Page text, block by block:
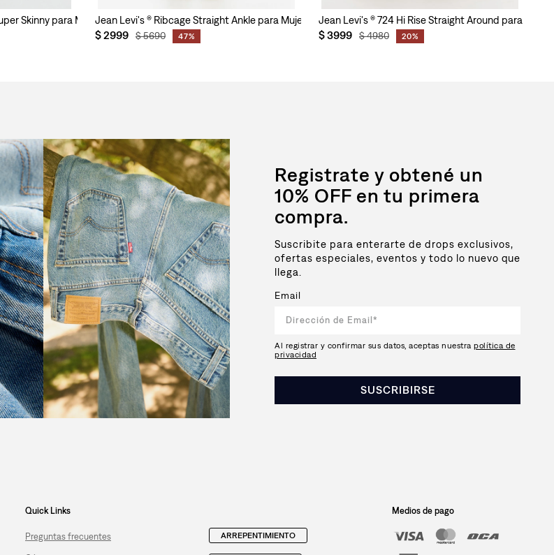
Skinny para MujerJean Levi's ® Ribcage Straight Ankle para Mujer
$2999 $5690 47%
Jean Levi's ® 724 Hi Rise Straight Around para Mujer
$3999 $4980 20%
Registrate y obtené un
10% OFF en tu primera
compra.
Suscribite para enterarte de drops exclusivos,
ofertas especiales, eventos y todo lo nuevo que
llega.
Email
Al registrar y confirmar sus datos, aceptas nuestra política de
privacidad
SUSCRIBIRSE
Quick Links
Preguntas frecuentes ARREPENTIMIENTO
Medios de pago